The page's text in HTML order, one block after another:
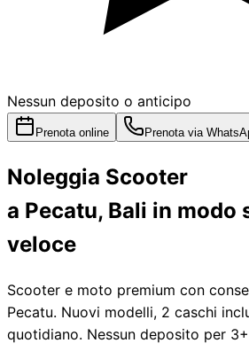
Nessun deposito o anticipo
Prenota online Prenota via
Noleggia Scooter
a Pecatu, Bali in modo
veloce
Scooter e moto premium con
Pecatu. Nuovi modelli, 2 caschi
quotidiano. Nessun deposito per